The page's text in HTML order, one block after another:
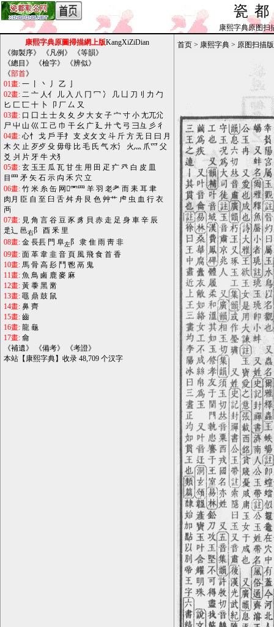
瓷
康熙字典原图扫
康熙字典原圖掃描網上版KangXiZiDian
《御製序》 《凡例 》 《等韻》
《總目 》 《檢字》 《辨似》
《部首》
01畫: 一 丶 丿 乙
02畫: 二 亠 人亻 儿 入 八 冂 冖 冫 几 凵 刀刂 力 勹
匕 匚 匸 十 卜 卩 厂 厶 又
03畫: 口 囗 土 士 夂 夊 夕 大 女 子 宀 寸 小 尢兀尣
尸 屮 山 巛 工 己 巾 干 幺 广 廴 廾 弋 弓 彐彑 彡 彳
04畫: 心忄 戈 戶 手扌 支 攴攵 文 斗 斤 方 无 日 曰 月
木 欠 止 歹歺 殳 毋母 比 毛 氏 气 水氵 火灬 爪爫 父
爻 爿 片 牙 牛 犬犭
05畫: 玄 玉王 瓜 瓦 甘 生 用 田 疋 疒 癶 白 皮 皿
目罒 矛 矢 石 示 禸 禾 穴 立
06畫: 竹 米 糸 缶 网罓罒 羊 羽 老耂 而 耒 耳 聿
肉月 臣 自 至 臼 舌 舛 舟 艮 色 艸艹 虍 虫 血 行 衣
襾
07畫: 見 角 言 谷 豆 豕 豸 貝 赤 走 足 身 車 辛 辰
辵辶
邑右阝 酉 釆 里
08畫: 金 長镸 門 阜左阝 隶 隹 雨 靑 非
09畫: 面 革 韋 韭 音 頁 風 飛 食 首 香
10畫: 馬 骨 高 髟 鬥 鬯 鬲 鬼
11畫: 魚 鳥 鹵 鹿 麥 麻
12畫: 黃 黍 黑 黹
13畫: 黽 鼎 鼓 鼠
14畫: 鼻 齊
15畫: 齒
16畫: 龍 龜
17畫: 龠
《補遺》 《備考》 《考證》
本站【康熙字典】收录 48,709 个汉字
首页 > 康熙字典 > 原图扫描版